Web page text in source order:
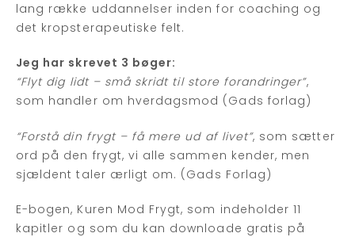
lang række uddannelser inden for coaching og
det kropsterapeutiske felt.
Jeg har skrevet 3 bøger:
“Flyt dig lidt – små skridt til store forandringer”,
som handler om hverdagsmod (Gads forlag)
“Forstå din frygt – få mere ud af livet”, som sætter
ord på den frygt, vi alle sammen kender, men
sjældent taler ærligt om. (Gads Forlag)
E-bogen, Kuren Mod Frygt, som indeholder 11
kapitler og som du kan downloade gratis på